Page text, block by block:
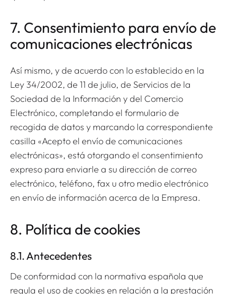
7. Consentimiento para envío de
comunicaciones electrónicas
Así mismo, y de acuerdo con lo establecido en la
Ley 34/2002, de 11 de julio, de Servicios de la
Sociedad de la Información y del Comercio
Electrónico, completando el formulario de
recogida de datos y marcando la correspondiente
casilla «Acepto el envío de comunicaciones
electrónicas», está otorgando el consentimiento
expreso para enviarle a su dirección de correo
electrónico, teléfono, fax u otro medio electrónico
en envío de información acerca de la Empresa.
8. Política de cookies
8.1. Antecedentes
De conformidad con la normativa española que
regula el uso de cookies en relación a la prestación